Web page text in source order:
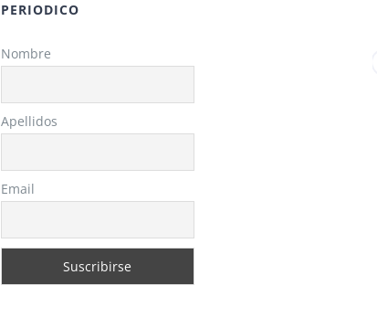
PERIODICO
Nombre
Apellidos
Email